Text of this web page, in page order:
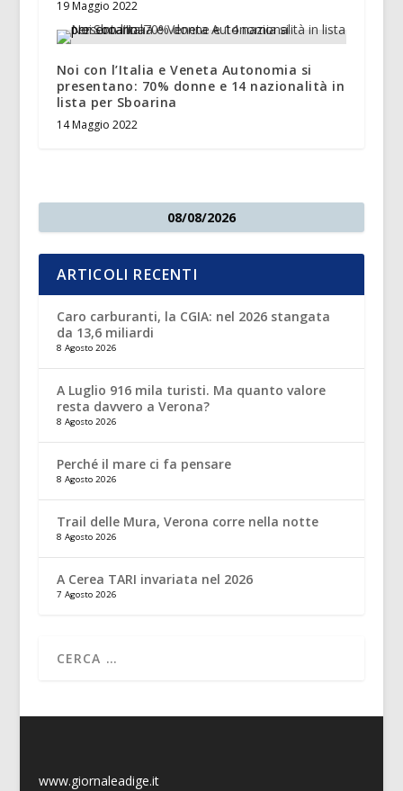
19 Maggio 2022
Noi con l’Italia e Veneta Autonomia si
presentano: 70% donne e 14 nazionalità in
lista per Sboarina
14 Maggio 2022
08/08/2026
ARTICOLI RECENTI
Caro carburanti, la CGIA: nel 2026 stangata
da 13,6 miliardi
8 Agosto 2026
A Luglio 916 mila turisti. Ma quanto valore
resta davvero a Verona?
8 Agosto 2026
Perché il mare ci fa pensare
8 Agosto 2026
Trail delle Mura, Verona corre nella notte
8 Agosto 2026
A Cerea TARI invariata nel 2026
7 Agosto 2026
www.giornaleadige.it